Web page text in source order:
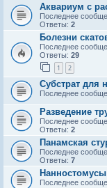
Аквариум с
Последнее
Ответы: 2
Болезни
Последнее
Ответы: 29
1 2
Субстрат для
Последнее
Разведение
Последнее
Ответы: 2
Панамская
Последнее
Ответы: 7
Последнее